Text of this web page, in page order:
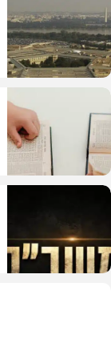
חדשות
בית המדרש